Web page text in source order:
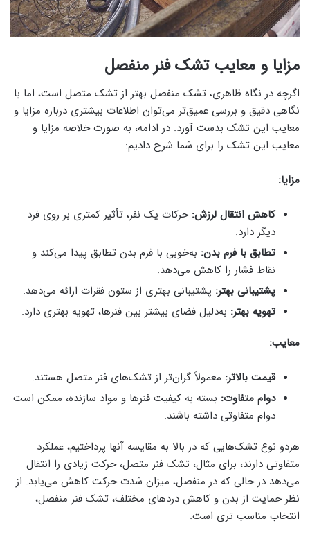
مزایا و معایب تشک فنر منفصل
اگرچه در نگاه ظاهری، تشک منفصل بهتر از تشک متصل است، اما با
نگاهی دقیق و بررسی عمیق‌تر می‌توان اطلاعات بیشتری درباره مزایا و
معایب این تشک بدست آورد. در ادامه، به صورت خلاصه مزایا و
معایب این تشک را برای شما شرح دادیم:
مزایا:
کاهش انتقال لرزش: حرکات یک نفر، تأثیر کمتری بر روی فرد
دیگر دارد.
تطابق با فرم بدن: به‌خوبی با فرم بدن تطابق پیدا می‌کند و
نقاط فشار را کاهش می‌دهد.
پشتیبانی بهتر: پشتیبانی بهتری از ستون فقرات ارائه می‌دهد.
تهویه بهتر: به‌دلیل فضای بیشتر بین فنرها، تهویه بهتری دارد.
معایب:
قیمت بالاتر: معمولاً گران‌تر از تشک‌های فنر متصل هستند.
دوام متفاوت: بسته به کیفیت فنرها و مواد سازنده، ممکن است
دوام متفاوتی داشته باشند.
هردو نوع تشک‌هایی که در بالا به مقایسه آنها پرداختیم، عملکرد
متفاوتی دارند، برای مثال، تشک فنر متصل، حرکت زیادی را انتقال
می‌دهد در حالی که در منفصل، میزان شدت حرکت کاهش می‌یابد. از
نظر حمایت از بدن و کاهش دردهای مختلف، تشک فنر منفصل،
انتخاب مناسب تری است.